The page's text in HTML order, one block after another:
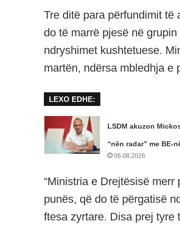
Tre ditë para përfundimit të
do të marrë pjesë në
ndryshimet kushtetuese.
martën, ndërsa mbledhja e
LEXO EDHE:
LSDM akuzon
“nën radar” me BE-
06.08.2026
“Ministria e Drejtësisë
punës, që do të përgatisë
ftesa zyrtare. Disa prej tyre